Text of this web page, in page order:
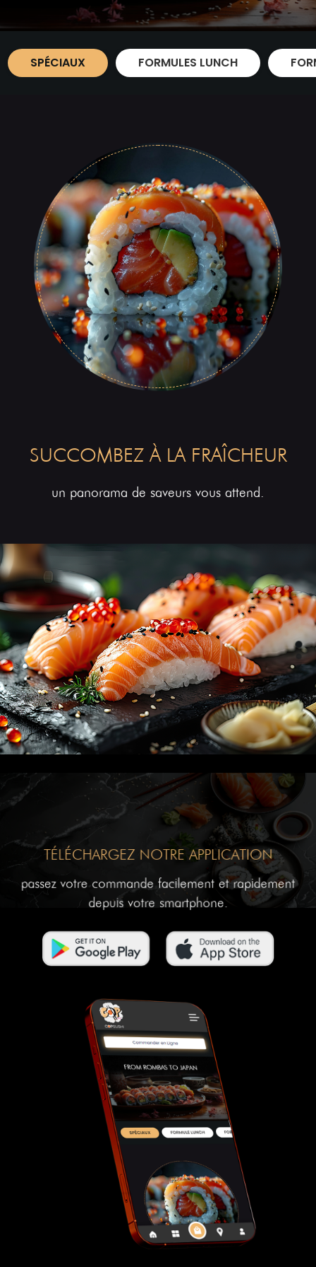
SPÉCIAUX FORMULES LUNCH
SUCCOMBEZ À LA FRAÎCHEUR
un panorama de saveurs vous attend.
TÉLÉCHARGEZ NOTRE APPLICATION
passez votre commande facilement et rapidement
depuis votre smartphone.